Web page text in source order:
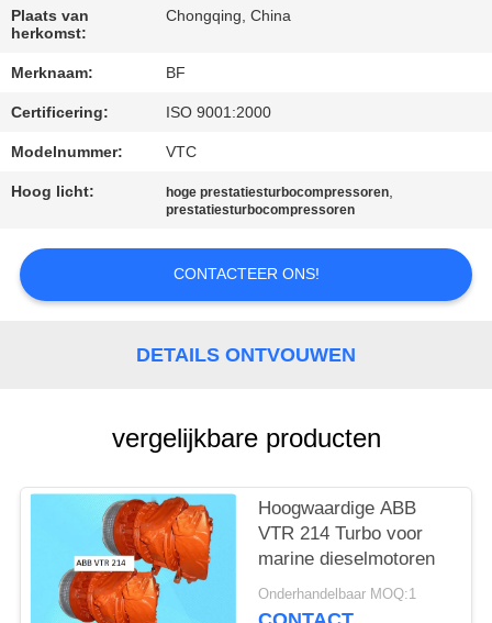
SITEMAP
PRIVACY
Plaats van
herkomst:
Chongqing, China
Merknaam: BF
Certificering: ISO 9001:2000
Modelnummer: VTC
Hoog licht: hoge prestatiesturbocompressoren,
prestatiesturbocompressoren
CONTACTEER ONS!
DETAILS ONTVOUWEN
vergelijkbare producten
Hoogwaardige ABB
VTR 214 Turbo voor
marine dieselmotoren
Onderhandelbaar MOQ:1